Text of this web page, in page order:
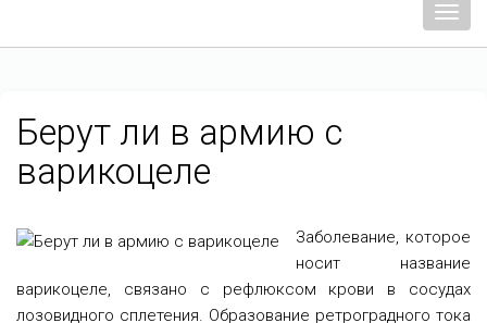
Меню
Берут ли в армию с
варикоцеле
Заболевание, которое
носит название
варикоцеле, связано с рефлюксом крови в сосудах
лозовидного сплетения. Образование ретроградного тока